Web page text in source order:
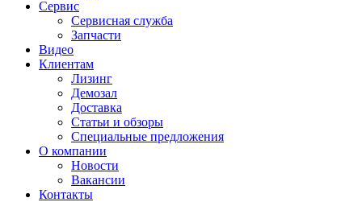
Сервис
Сервисная служба
Запчасти
Видео
Клиентам
Лизинг
Демозал
Доставка
Статьи и обзоры
Специальные предложения
О компании
Новости
Вакансии
Контакты